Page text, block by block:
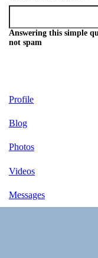
Answering this simple
not spam
Profile
Blog
Photos
Videos
Messages